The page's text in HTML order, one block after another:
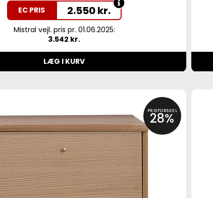
EC PRIS 2.550kr.
Mistral vejl. pris pr. 01.06.2025:
3.542 kr.
LÆG I KURV
PRISFORSKEL
28%